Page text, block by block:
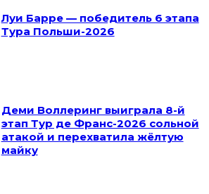
Луи Барре — победитель 6 этапа
Тура Польши-2026
Деми Воллеринг выиграла 8-й
этап Тур де Франс-2026 сольной
атакой и перехватила жёлтую
майку